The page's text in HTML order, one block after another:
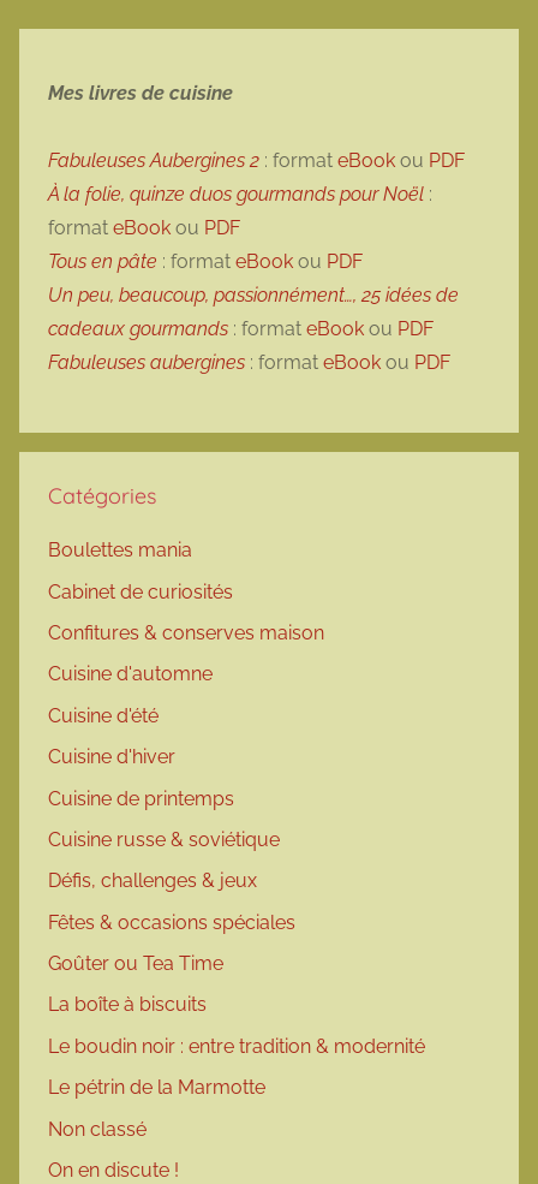
Mes livres de cuisine
Fabuleuses Aubergines 2 : format eBook ou PDF
À la folie, quinze duos gourmands pour Noël :
format eBook ou PDF
Tous en pâte : format eBook ou PDF
Un peu, beaucoup, passionnément…, 25 idées de
cadeaux gourmands : format eBook ou PDF
Fabuleuses aubergines : format eBook ou PDF
Catégories
Boulettes mania
Cabinet de curiosités
Confitures & conserves maison
Cuisine d'automne
Cuisine d'été
Cuisine d'hiver
Cuisine de printemps
Cuisine russe & soviétique
Défis, challenges & jeux
Fêtes & occasions spéciales
Goûter ou Tea Time
La boîte à biscuits
Le boudin noir : entre tradition & modernité
Le pétrin de la Marmotte
Non classé
On en discute !